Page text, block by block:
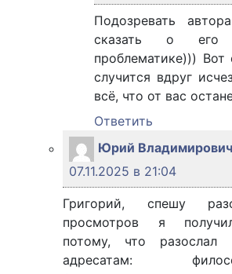
Подозревать
сказать о его
проблематике))) Вот
случится вдруг
всё, что от вас
Ответить
Юрий
07.11.2025 в 21:04
Григорий, спешу
просмотров я
потому, что
адресатам: